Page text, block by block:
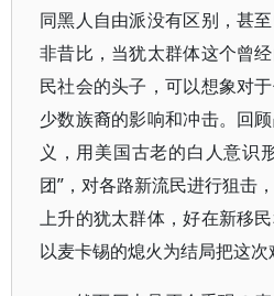
同黑人自由派没有区别，甚
非昔比，当犹太群体这个曾
民社会的头子，可以想象对
少数族裔的影响和冲击。回
义，用美国古老的白人意识
团”，对各路新流民进行狙击
上升的犹太群体，好在新移
以麦卡锡的熄火为结局把这次